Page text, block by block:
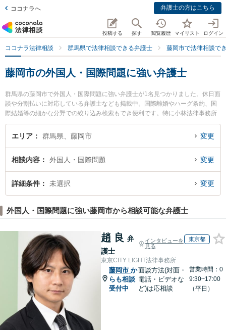
ココナラへ 弁護士の方はこちら
投稿する 探す 閲覧履歴 マイリスト ログイン
ココナラ法律相談 群馬県で法律相談できる弁護士 藤岡市で法律相談で
藤岡市の外国人・国際問題に強い弁護士
群馬県の藤岡市で外国人・国際問題に強い弁護士が1名見つかりました。休日面
談や分割払いに対応している弁護士なども掲載中。国際離婚やハーグ条約、国
際結婚等の細かな分野での絞り込み検索もでき便利です。特に小林法律事務所
の小林 智昭弁護士のプロフィール情報や弁護士費用、強みなどが注目されてい
ます。『藤岡市で土日や夜間に発生した外国人・国際問題のトラブルを今すぐ
藤岡市内の弁護士に相談予約したい』などでお困りの相談者さんにおすすめで
す。
エリア 群馬県、藤岡市 変更
相談内容 外国人・国際問題 変更
詳細条件 未選択 変更
外国人・国際問題に強い藤岡市から相談可能な弁護士
趙 良 弁
護士
インタビューを
見る
東京都
東京CITY LIGHT法律事務所
藤岡市 か
らも相談
受付中
面談方法(対面・
電話・ビデオな
ど)は応相談
営業時間：0
9:30~17:00
（平日）